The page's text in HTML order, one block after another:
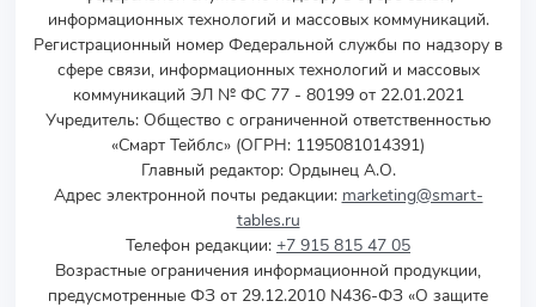
информационных технологий и массовых коммуникаций.
Регистрационный номер Федеральной службы по надзору в
сфере связи, информационных технологий и массовых
коммуникаций ЭЛ № ФС 77 - 80199 от 22.01.2021
Учредитель: Общество с ограниченной ответственностью
«Смарт Тейблс» (ОГРН: 1195081014391)
Главный редактор: Ордынец А.О.
Адрес электронной почты редакции: marketing@smart-
tables.ru
Телефон редакции: +7 915 815 47 05
Возрастные ограничения информационной продукции,
предусмотренные ФЗ от 29.12.2010 N436-ФЗ «О защите